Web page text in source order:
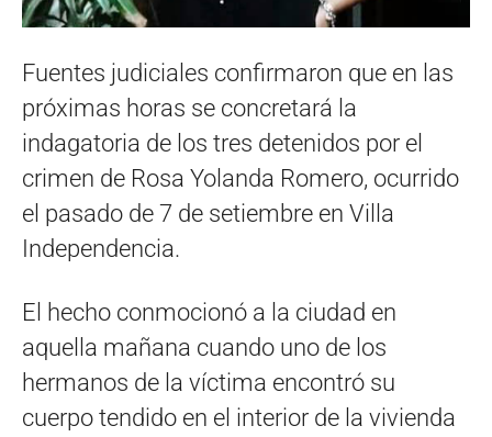
Fuentes judiciales confirmaron que en las
próximas horas se concretará la
indagatoria de los tres detenidos por el
crimen de Rosa Yolanda Romero, ocurrido
el pasado de 7 de setiembre en Villa
Independencia.
El hecho conmocionó a la ciudad en
aquella mañana cuando uno de los
hermanos de la víctima encontró su
cuerpo tendido en el interior de la vivienda